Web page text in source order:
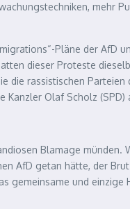
mehr
Pläne der AfD
dieser Proteste
die rassistischen
Olaf Scholz
Blamage münden.
AfD getan hätte, der
gemeinsame und